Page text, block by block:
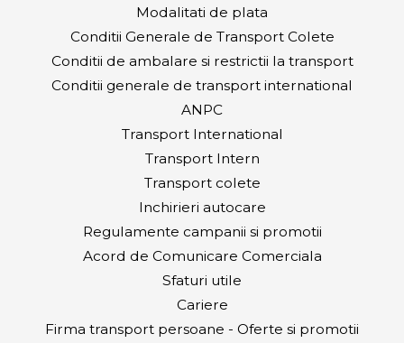
Modalitati de plata
Conditii Generale de Transport Colete
Conditii de ambalare si restrictii la transport
Conditii generale de transport international
ANPC
Transport International
Transport Intern
Transport colete
Inchirieri autocare
Regulamente campanii si promotii
Acord de Comunicare Comerciala
Sfaturi utile
Cariere
Firma transport persoane - Oferte si promotii